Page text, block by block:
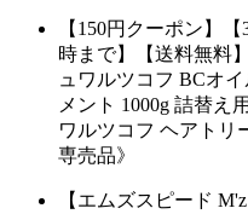
【150円クーポン】
時まで】【送料無料
ュワルツコフ BCオ
メント 1000g 詰替え
ワルツコフ ヘアトリ
専売品》
【エムズスピード